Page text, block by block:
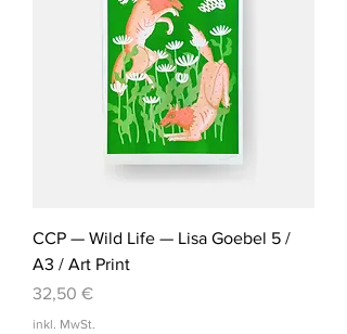
CCP — Wild Life — Lisa Goebel 5 /
A3 / Art Print
Preis
32,50 €
inkl. MwSt.